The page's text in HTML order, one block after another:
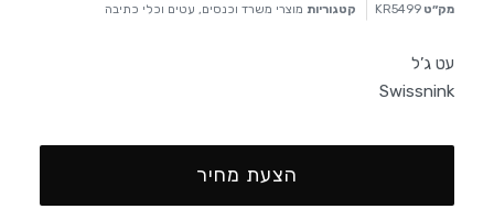
מק״ט KR5499 קטגוריות מוצרי משרד וכנסים, עטים וכלי כתיבה
עט ג’ל
Swissnink
הצעת מחיר